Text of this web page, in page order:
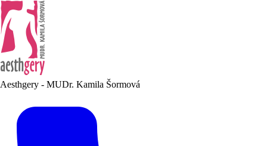
Aesthgery - MUDr. Kamila Šormová